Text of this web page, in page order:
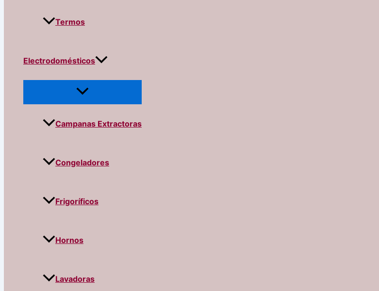
Termos
Electrodomésticos
Campanas Extractoras
Congeladores
Frigoríficos
Hornos
Lavadoras